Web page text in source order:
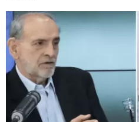
Indicó que será de los principales